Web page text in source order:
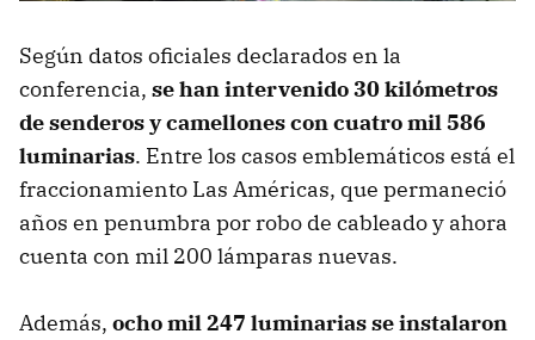
Según datos oficiales declarados en la
conferencia, se han intervenido 30 kilómetros
de senderos y camellones con cuatro mil 586
luminarias. Entre los casos emblemáticos está el
fraccionamiento Las Américas, que permaneció
años en penumbra por robo de cableado y ahora
cuenta con mil 200 lámparas nuevas.
Además, ocho mil 247 luminarias se instalaron